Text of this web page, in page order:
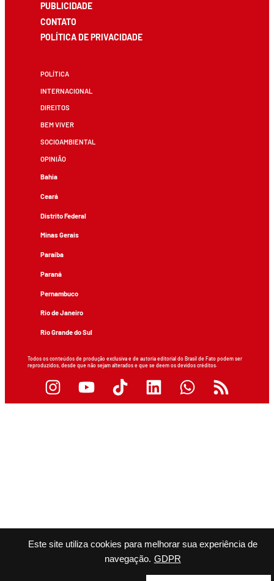
Este site utiliza cookies para melhorar sua experiência de
navegação. GDPR
PUBLICIDADE
CONTATO
POLÍTICA DE PRIVACIDADE
POLÍTICA
INTERNACIONAL
DIREITOS
BEM VIVER
SOCIOAMBIENTAL
OPINIÃO
Bahia
Ceará
Distrito Federal
Minas Gerais
Paraíba
Paraná
Pernambuco
Rio de Janeiro
Rio Grande do Sul
Todos os conteúdos de produção exclusiva e de autoria editorial do Brasil de Fato podem ser
reproduzidos, desde que não sejam alterados e que se deem os devidos créditos.